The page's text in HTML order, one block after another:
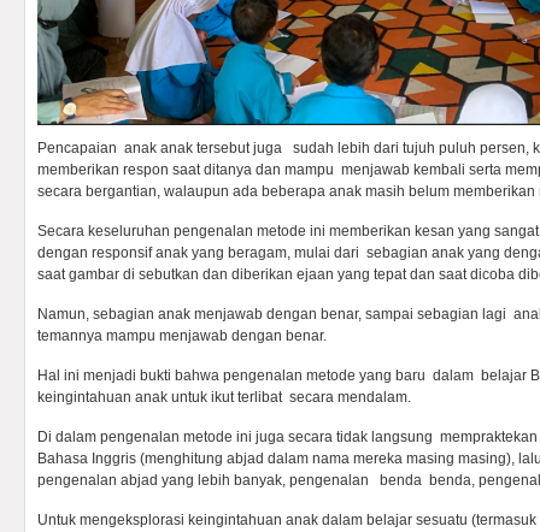
Pencapaian anak anak tersebut juga sudah lebih dari tujuh puluh persen,
memberikan respon saat ditanya dan mampu menjawab kembali serta
secara bergantian, walaupun ada beberapa anak masih belum
Secara keseluruhan pengenalan metode ini memberikan kesan yang
dengan responsif anak yang beragam, mulai dari sebagian anak yang
saat gambar di sebutkan dan diberikan ejaan yang tepat dan saat dicoba
Namun, sebagian anak menjawab dengan benar, sampai sebagian lagi
temannya mampu menjawab dengan benar.
Hal ini menjadi bukti bahwa pengenalan metode yang baru dalam belajar
keingintahuan anak untuk ikut terlibat secara mendalam.
Di dalam pengenalan metode ini juga secara tidak langsung
Bahasa Inggris (menghitung abjad dalam nama mereka masing masing),
pengenalan abjad yang lebih banyak, pengenalan benda benda,
Untuk mengeksplorasi keingintahuan anak dalam belajar sesuatu